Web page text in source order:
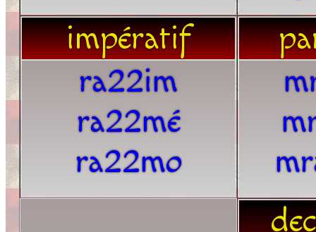
impératif
ra22im
ra22mé
ra22mo